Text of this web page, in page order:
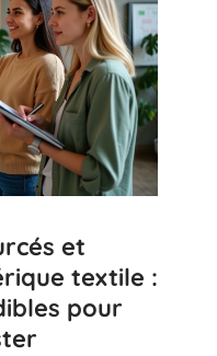
et
textile :
pour